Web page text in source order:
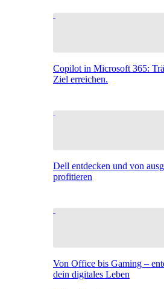
Copilot in Microsoft 365:
Ziel erreichen.
Dell entdecken und von
profitieren
Von Office bis Gaming –
dein digitales Leben